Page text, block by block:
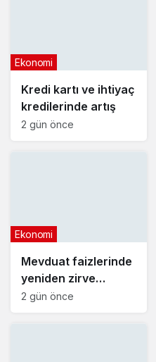
Kredi kartı ve ihtiyaç
kredilerinde artış
Ekonomi
2 gün önce
Mevduat faizlerinde
yeniden zirve
görüldü : 3 milyon
Ekonomi
2 gün önce